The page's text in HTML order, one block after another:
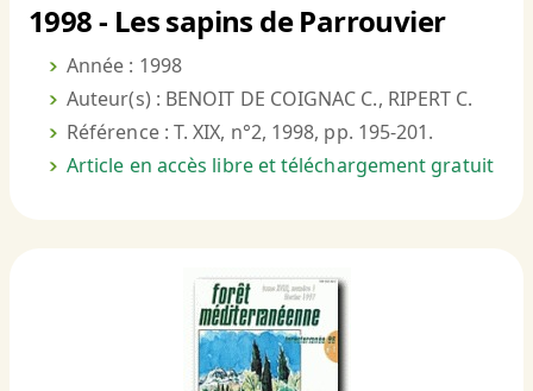
1998 - Les sapins de Parrouvier
Année : 1998
Auteur(s) : BENOIT DE COIGNAC C., RIPERT C.
Référence : T. XIX, n°2, 1998, pp. 195-201.
Article en accès libre et téléchargement gratuit